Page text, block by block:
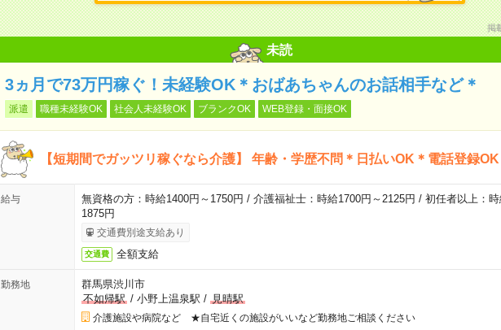
掲
未読
3ヵ月で73万円稼ぐ！未経験OK＊おばあちゃんのお話相手など＊
派遣 職種未経験OK 社会人未経験OK ブランクOK WEB登録・面接OK
【短期間でガッツリ稼ぐなら介護】 年齢・学歴不問＊日払いOK＊電話登録OK
給与
無資格の方：時給1400円～1750円 / 介護福祉士：時給1700円～2125円 / 初任者以上：時
1875円
交通費別途支給あり
交通費 全額支給
勤務地
群馬県渋川市
不如帰駅/ 小野上温泉駅 / 見晴駅
介護施設や病院など ★自宅近くの施設がいいなど勤務地ご相談ください